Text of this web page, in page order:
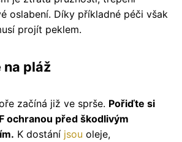
oslabení. Díky příkladné péči však
projít peklem.
na pláž
začíná již ve sprše. Pořiďte si
ochranou před škodlivým
K dostání jsou oleje,